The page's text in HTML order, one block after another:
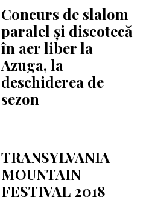
Concurs de slalom
paralel și discotecă
în aer liber la
Azuga, la
deschiderea de
sezon
TRANSYLVANIA
MOUNTAIN
FESTIVAL 2018